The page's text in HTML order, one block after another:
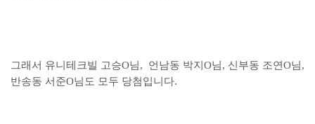
그래서 유니테크빌 고승O님, 언남동 박지O님, 신부동 조연O님,
반송동 서준O님도 모두 당첨입니다.